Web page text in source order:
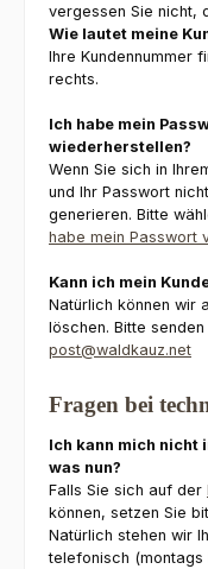
vergessen Sie nicht,
Wie lautet meine
Ihre Kundennummer
rechts.
Ich habe mein
wiederherstellen?
Wenn Sie sich in
und Ihr Passwort
generieren. Bitte
habe mein Passwort
Kann ich mein
Natürlich können wir
löschen. Bitte
post@waldkauz.net
Fragen bei
Ich kann mich nicht
was nun?
Falls Sie sich auf der
können, setzen Sie
Natürlich stehen wir
telefonisch